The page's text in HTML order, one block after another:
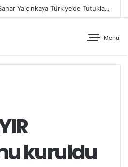
İsviçre’nin İade Ettiği Bahar Yalçınkaya Türkiye’de Tutuklandı
Menü
kuruldu